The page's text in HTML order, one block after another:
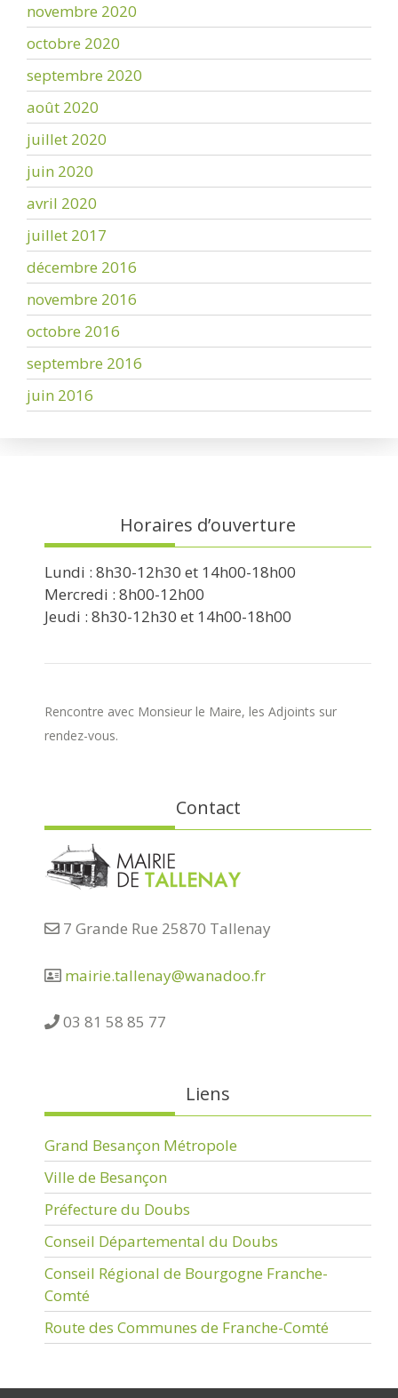
novembre 2020
octobre 2020
septembre 2020
août 2020
juillet 2020
juin 2020
avril 2020
juillet 2017
décembre 2016
novembre 2016
octobre 2016
septembre 2016
juin 2016
Horaires d’ouverture
Lundi : 8h30-12h30 et 14h00-18h00
Mercredi : 8h00-12h00
Jeudi : 8h30-12h30 et 14h00-18h00
Rencontre avec Monsieur le Maire, les Adjoints sur
rendez-vous.
Contact
7 Grande Rue 25870 Tallenay
mairie.tallenay@wanadoo.fr
03 81 58 85 77
Liens
Grand Besançon Métropole
Ville de Besançon
Préfecture du Doubs
Conseil Départemental du Doubs
Conseil Régional de Bourgogne Franche-
Comté
Route des Communes de Franche-Comté